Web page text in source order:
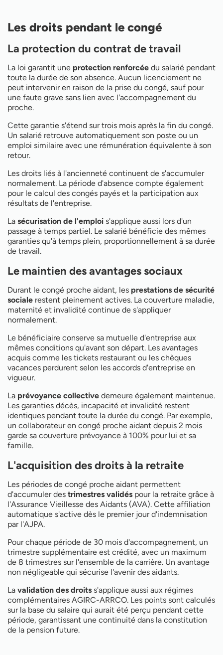
Les droits pendant le congé
La protection du contrat de travail
La loi garantit une protection renforcée du salarié pendant
toute la durée de son absence. Aucun licenciement ne
peut intervenir en raison de la prise du congé, sauf pour
une faute grave sans lien avec l'accompagnement du
proche.
Cette garantie s'étend sur trois mois après la fin du congé.
Un salarié retrouve automatiquement son poste ou un
emploi similaire avec une rémunération équivalente à son
retour.
Les droits liés à l'ancienneté continuent de s'accumuler
normalement. La période d'absence compte également
pour le calcul des congés payés et la participation aux
résultats de l'entreprise.
La sécurisation de l'emploi s'applique aussi lors d'un
passage à temps partiel. Le salarié bénéficie des mêmes
garanties qu'à temps plein, proportionnellement à sa durée
de travail.
Le maintien des avantages sociaux
Durant le congé proche aidant, les prestations de sécurité
sociale restent pleinement actives. La couverture maladie,
maternité et invalidité continue de s'appliquer
normalement.
Le bénéficiaire conserve sa mutuelle d'entreprise aux
mêmes conditions qu'avant son départ. Les avantages
acquis comme les tickets restaurant ou les chèques
vacances perdurent selon les accords d'entreprise en
vigueur.
La prévoyance collective demeure également maintenue.
Les garanties décès, incapacité et invalidité restent
identiques pendant toute la durée du congé. Par exemple,
un collaborateur en congé proche aidant depuis 2 mois
garde sa couverture prévoyance à 100% pour lui et sa
famille.
L'acquisition des droits à la retraite
Les périodes de congé proche aidant permettent
d'accumuler des trimestres validés pour la retraite grâce à
l'Assurance Vieillesse des Aidants (AVA). Cette affiliation
automatique s'active dès le premier jour d'indemnisation
par l'AJPA.
Pour chaque période de 30 mois d'accompagnement, un
trimestre supplémentaire est crédité, avec un maximum
de 8 trimestres sur l'ensemble de la carrière. Un avantage
non négligeable qui sécurise l'avenir des aidants.
La validation des droits s'applique aussi aux régimes
complémentaires AGIRC-ARRCO. Les points sont calculés
sur la base du salaire qui aurait été perçu pendant cette
période, garantissant une continuité dans la constitution
de la pension future.